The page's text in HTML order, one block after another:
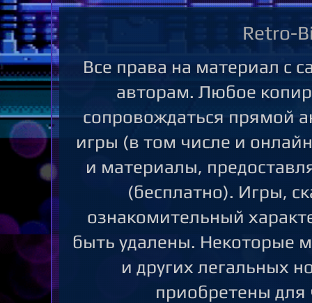
Retro-
Все права на материал с
авторам. Любое
сопровождаться прямой
игры (в том числе и
и материалы,
(бесплатно). Игры,
ознакомительный
быть удалены. Некоторые
и других легальных
приобретены для